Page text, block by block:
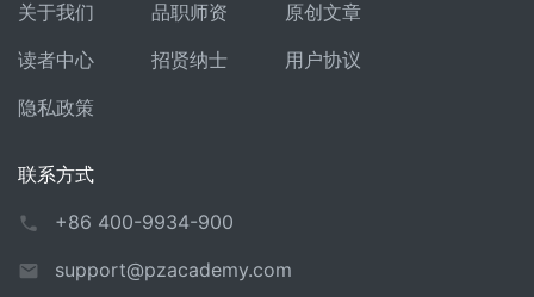
关于我们
品职师资
原创文章
读者中心
招贤纳士
用户协议
隐私政策
联系方式
+86 400-9934-900
support@pzacademy.com